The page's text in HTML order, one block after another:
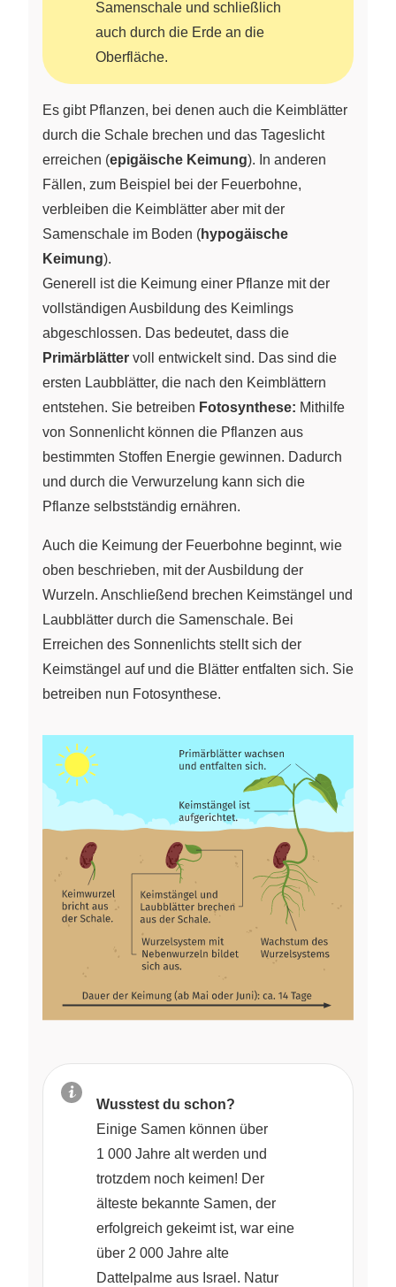
Samenschale und schließlich
auch durch die Erde an die
Oberfläche.
Es gibt Pflanzen, bei denen auch die Keimblätter
durch die Schale brechen und das Tageslicht
erreichen (epigäische Keimung). In anderen
Fällen, zum Beispiel bei der Feuerbohne,
verbleiben die Keimblätter aber mit der
Samenschale im Boden (hypogäische
Keimung).
Generell ist die Keimung einer Pflanze mit der
vollständigen Ausbildung des Keimlings
abgeschlossen. Das bedeutet, dass die
Primärblätter voll entwickelt sind. Das sind die
ersten Laubblätter, die nach den Keimblättern
entstehen. Sie betreiben Fotosynthese: Mithilfe
von Sonnenlicht können die Pflanzen aus
bestimmten Stoffen Energie gewinnen. Dadurch
und durch die Verwurzelung kann sich die
Pflanze selbstständig ernähren.
Auch die Keimung der Feuerbohne beginnt, wie
oben beschrieben, mit der Ausbildung der
Wurzeln. Anschließend brechen Keimstängel und
Laubblätter durch die Samenschale. Bei
Erreichen des Sonnenlichts stellt sich der
Keimstängel auf und die Blätter entfalten sich. Sie
betreiben nun Fotosynthese.
Wusstest du schon?
Einige Samen können über
1 000 Jahre alt werden und
trotzdem noch keimen! Der
älteste bekannte Samen, der
erfolgreich gekeimt ist, war eine
über 2 000 Jahre alte
Dattelpalme aus Israel. Natur